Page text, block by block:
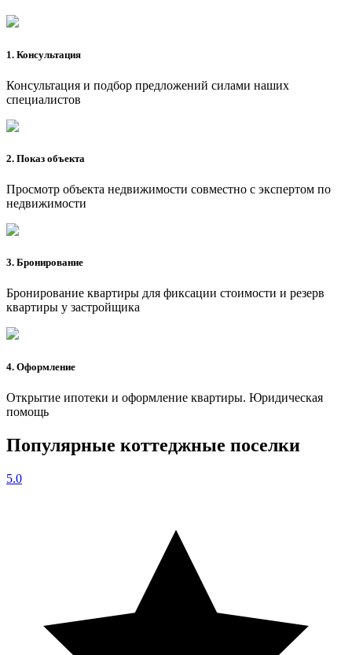
1. Консультация
Консультация и подбор предложений силами наших
специалистов
2. Показ объекта
Просмотр объекта недвижимости совместно с экспертом по
недвижимости
3. Бронирование
Бронирование квартиры для фиксации стоимости и резерв
квартиры у застройщика
4. Оформление
Открытие ипотеки и оформление квартиры. Юридическая
помощь
Популярные коттеджные поселки
5.0